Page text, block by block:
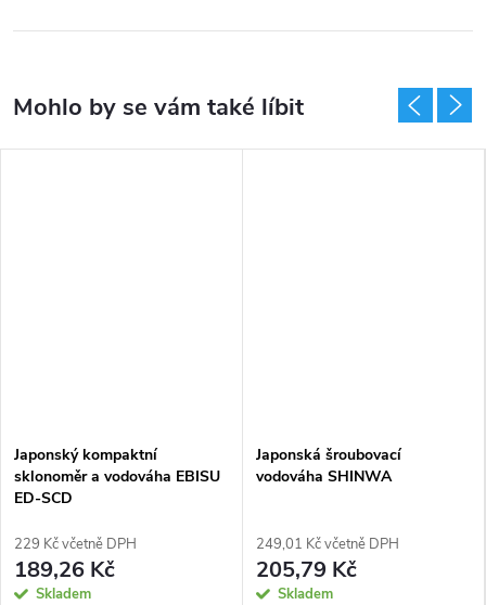
Japonský kompaktní
sklonoměr a vodováha EBISU
ED-SCD
229 Kč včetně DPH
189,26 Kč
Skladem
Japonská šroubovací
vodováha SHINWA
249,01 Kč včetně DPH
205,79 Kč
Skladem